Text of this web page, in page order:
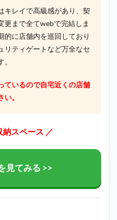
キレイで高級感があり、契
更まで全てwebで完結しま
的に店舗内を巡回しており
リティゲートなど万全なセ
ているので自宅近くの店舗
。
納スペース ／
見てみる >>